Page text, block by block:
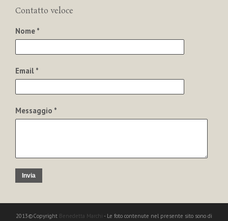
Contatto veloce
Nome *
Email *
Messaggio *
Invia
2013©Copyright Benedetta Marchi - Le foto contenute nel presente sito sono di